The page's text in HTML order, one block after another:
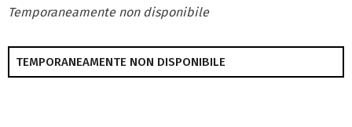
Temporaneamente non disponibile
TEMPORANEAMENTE NON DISPONIBILE